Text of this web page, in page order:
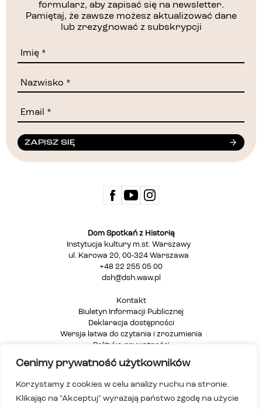
Cenimy prywatność użytkowników
Korzystamy z cookies w celu analizy ruchu na stronie.
Klikając na "Akceptuj" wyrażają państwo zgodę na użycie
formularz, aby zapisać się na newsletter.
Pamiętaj, że zawsze możesz aktualizować dane
lub zrezygnować z subskrypcji
ZAPISZ SIĘ
Dom Spotkań z Historią
Instytucja kultury m.st. Warszawy
ul. Karowa 20, 00-324 Warszawa
+48 22 255 05 00
dsh@dsh.waw.pl
Kontakt
Biuletyn Informacji Publicznej
Deklaracja dostępności
Wersja łatwa do czytania i zrozumienia
Polityka prywatności
Mapa strony